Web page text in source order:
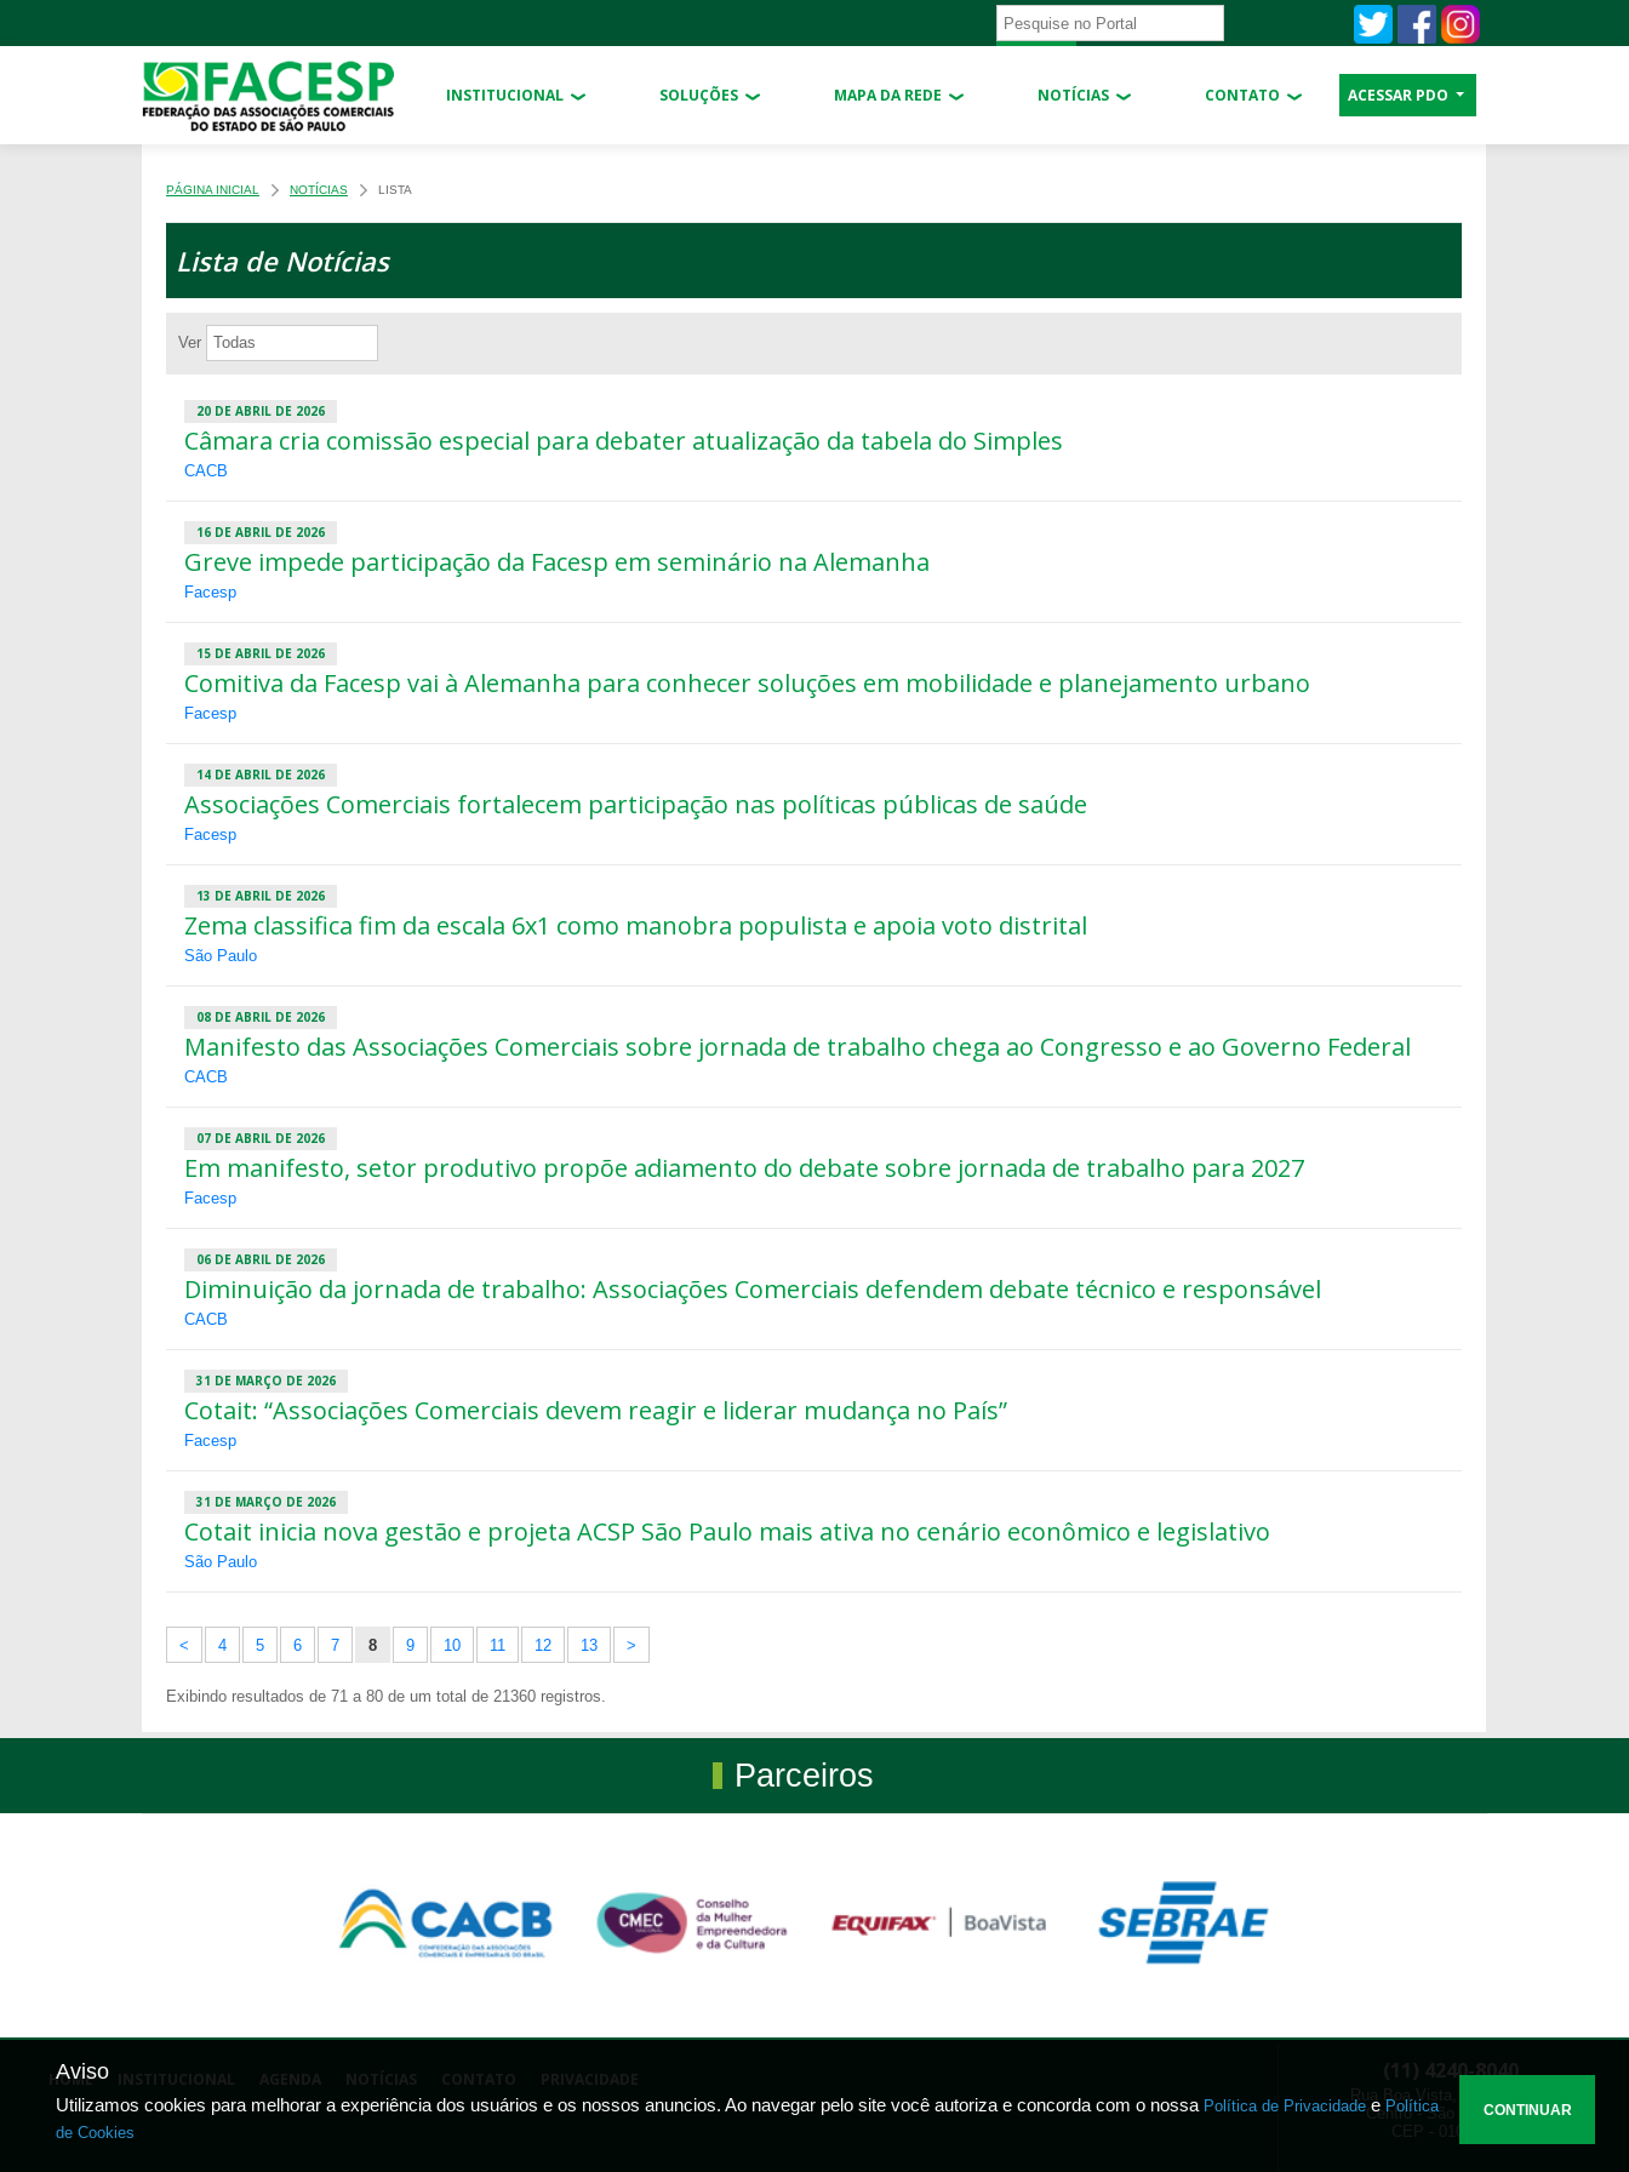
INSTITUCIONAL SOLUÇÕES MAPA DA REDE NOTÍCIAS CONTATO ACESSAR PDO
PÁGINA INICIAL NOTÍCIAS LISTA
Lista de Notícias
Ver
20 DE ABRIL DE 2026
Câmara cria comissão especial para debater atualização da tabela do Simples
CACB
16 DE ABRIL DE 2026
Greve impede participação da Facesp em seminário na Alemanha
Facesp
15 DE ABRIL DE 2026
Comitiva da Facesp vai à Alemanha para conhecer soluções em mobilidade e planejamento urbano
Facesp
14 DE ABRIL DE 2026
Associações Comerciais fortalecem participação nas políticas públicas de saúde
Facesp
13 DE ABRIL DE 2026
Zema classifica fim da escala 6x1 como manobra populista e apoia voto distrital
São Paulo
08 DE ABRIL DE 2026
Manifesto das Associações Comerciais sobre jornada de trabalho chega ao Congresso e ao Governo Federal
CACB
07 DE ABRIL DE 2026
Em manifesto, setor produtivo propõe adiamento do debate sobre jornada de trabalho para 2027
Facesp
06 DE ABRIL DE 2026
Diminuição da jornada de trabalho: Associações Comerciais defendem debate técnico e responsável
CACB
31 DE MARÇO DE 2026
Cotait: “Associações Comerciais devem reagir e liderar mudança no País”
Facesp
31 DE MARÇO DE 2026
Cotait inicia nova gestão e projeta ACSP São Paulo mais ativa no cenário econômico e legislativo
São Paulo
< 4 5 6 7 8 9 10 11 12 13 >
Exibindo resultados de 71 a 80 de um total de 21360 registros.
Parceiros
HOME INSTITUCIONAL AGENDA NOTÍCIAS CONTATO PRIVACIDADE (11) 4240-8040
Rua Boa Vista, 51 - 5º andar
Centro - São Paulo - SP
CEP - 01014-911
Aviso
Utilizamos cookies para melhorar a experiência dos usuários e os nossos anuncios. Ao navegar pelo site você autoriza e concorda com o nossa Política de Privacidadee Política
de Cookies